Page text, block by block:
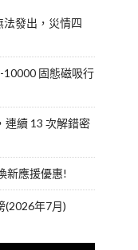
發出，災情四
10000 固態磁吸行
連續 13 次解錯密
新應援優惠!
(2026年7月)